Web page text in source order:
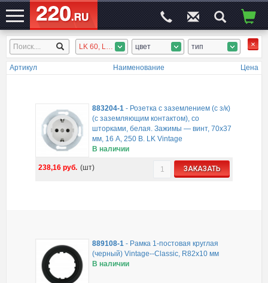
ЭЛЕКТРОСАЙТ№1 LK 60, LK Classic, LK Vintage, LK Standart, LK AQUA (IP54), LK 45, LK Flat цвет тип
Артикул Наименование Цена
883204-1- Розетка с заземлением (с з/к)
(с заземляющим контактом), со
шторками, белая. Зажимы — винт, 70x37
мм, 16 A, 250 B. LK Vintage
В наличии
238,16 руб. (шт) ЗАКАЗАТЬ
889108-1 - Рамка 1-постовая круглая
(черный) Vintage--Classic, R82х10 мм
В наличии